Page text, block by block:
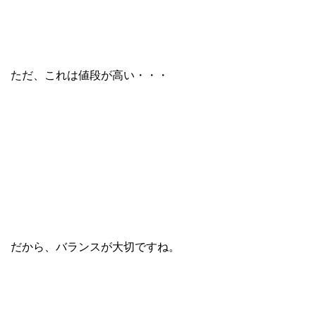
ただ、これは値段が高い・・・
だから、バランスが大切ですね。